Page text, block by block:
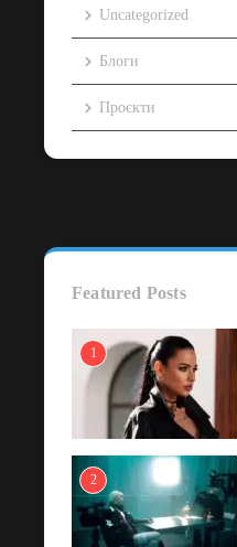
Uncategorized
Блоги
Проєкти
Featured Posts
1
2